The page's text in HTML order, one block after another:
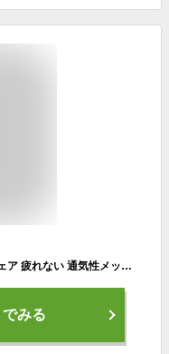
Amseatec オフィスチェア 椅子 デスクチェア 疲れない 通気性メッシュ 可動式ランバーサポート 人間工学イス ゲーミングチェア パソコンチェア pcチェア 在宅ワーク/勉強/事務用
みる